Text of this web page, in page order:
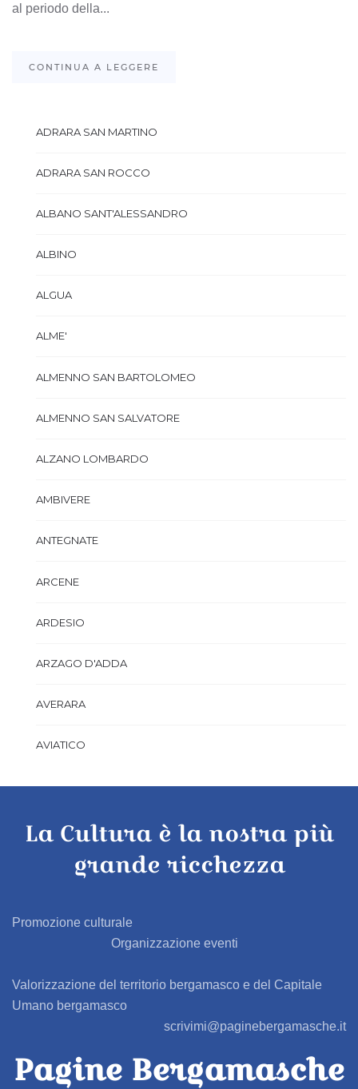
al periodo della...
CONTINUA A LEGGERE
ADRARA SAN MARTINO
ADRARA SAN ROCCO
ALBANO SANT'ALESSANDRO
ALBINO
ALGUA
ALME'
ALMENNO SAN BARTOLOMEO
ALMENNO SAN SALVATORE
ALZANO LOMBARDO
AMBIVERE
ANTEGNATE
ARCENE
ARDESIO
ARZAGO D'ADDA
AVERARA
AVIATICO
AZZANO SAN PAOLO
AZZONE
BAGNATICA
BARIANO
BEDULITA
La Cultura è la nostra più
grande ricchezza
Promozione culturale
Organizzazione eventi
Valorizzazione del territorio bergamasco e del Capitale
Umano bergamasco
scrivimi@paginebergamasche.it
Pagine Bergamasche